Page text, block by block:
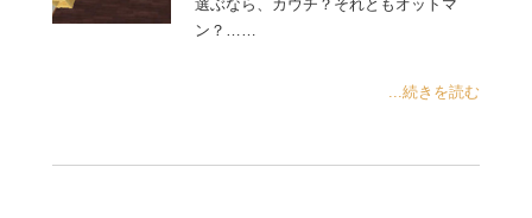
選ぶなら、カウチ？それともオットマ
ン？……
...続きを読む